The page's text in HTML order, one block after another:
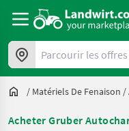
Parcourir les offres
/ Matériels De Fenaison /
Acheter Gruber